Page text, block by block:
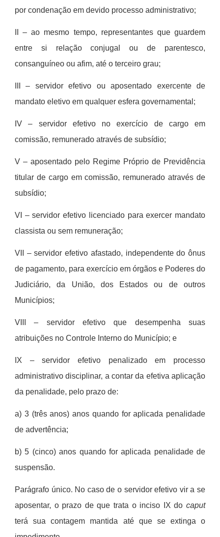
por condenação em devido processo administrativo;
II – ao mesmo tempo, representantes que guardem
entre si relação conjugal ou de parentesco,
consanguíneo ou afim, até o terceiro grau;
III – servidor efetivo ou aposentado exercente de
mandato eletivo em qualquer esfera governamental;
IV – servidor efetivo no exercício de cargo em
comissão, remunerado através de subsídio;
V – aposentado pelo Regime Próprio de Previdência
titular de cargo em comissão, remunerado através de
subsídio;
VI – servidor efetivo licenciado para exercer mandato
classista ou sem remuneração;
VII – servidor efetivo afastado, independente do ônus
de pagamento, para exercício em órgãos e Poderes do
Judiciário, da União, dos Estados ou de outros
Municípios;
VIII – servidor efetivo que desempenha suas
atribuições no Controle Interno do Município; e
IX – servidor efetivo penalizado em processo
administrativo disciplinar, a contar da efetiva aplicação
da penalidade, pelo prazo de:
a) 3 (três anos) anos quando for aplicada penalidade
de advertência;
b) 5 (cinco) anos quando for aplicada penalidade de
suspensão.
Parágrafo único. No caso de o servidor efetivo vir a se
aposentar, o prazo de que trata o inciso IX do caput
terásua contagem mantida até que se extinga o